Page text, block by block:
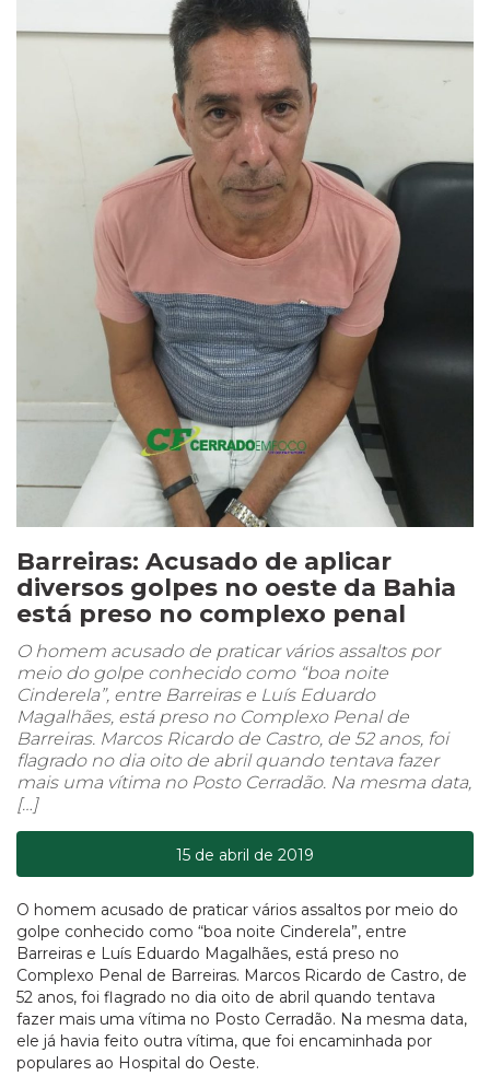
Barreiras: Acusado de aplicar
diversos golpes no oeste da Bahia
está preso no complexo penal
O homem acusado de praticar vários assaltos por
meio do golpe conhecido como “boa noite
Cinderela”, entre Barreiras e Luís Eduardo
Magalhães, está preso no Complexo Penal de
Barreiras. Marcos Ricardo de Castro, de 52 anos, foi
flagrado no dia oito de abril quando tentava fazer
mais uma vítima no Posto Cerradão. Na mesma data,
[…]
15 de abril de 2019
O homem acusado de praticar vários assaltos por meio do
golpe conhecido como “boa noite Cinderela”, entre
Barreiras e Luís Eduardo Magalhães, está preso no
Complexo Penal de Barreiras. Marcos Ricardo de Castro, de
52 anos, foi flagrado no dia oito de abril quando tentava
fazer mais uma vítima no Posto Cerradão. Na mesma data,
ele já havia feito outra vítima, que foi encaminhada por
populares ao Hospital do Oeste.